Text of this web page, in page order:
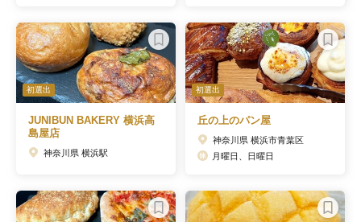
初選出
JUNIBUN BAKERY 横浜高
島屋店
神奈川県 横浜駅
初選出
丘の上のパン屋
神奈川県 横浜市青葉区
月曜日、日曜日